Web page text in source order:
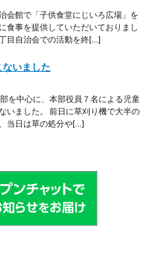
会館で「子供食堂にじいろ広場」を
食事を提供していただいておりまし
目自治会での活動を終[…]
いました
を中心に、本部役員７名による児童
いました。 前日に草刈り機で大半の
当日は草の処分や[…]